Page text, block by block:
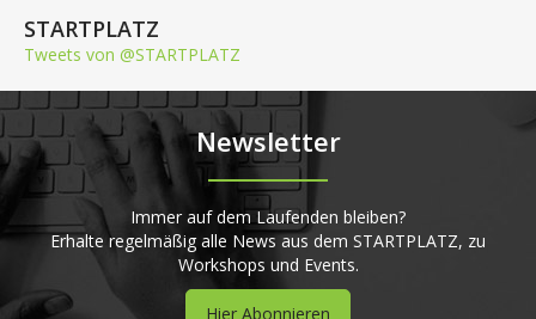
STARTPLATZ
Tweets von @STARTPLATZ
Newsletter
Immer auf dem Laufenden bleiben?
Erhalte regelmäßig alle News aus dem STARTPLATZ, zu
Workshops und Events.
Hier Abonnieren